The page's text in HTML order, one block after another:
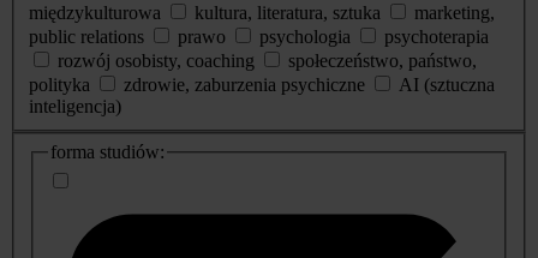
międzykulturowa
kultura, literatura, sztuka
marketing,
public relations
prawo psychologia
psychoterapia
rozwój osobisty, coaching
społeczeństwo, państwo,
polityka
zdrowie, zaburzenia psychiczne
AI (sztuczna
inteligencja)
dodatkowe
informacje
forma studiów: